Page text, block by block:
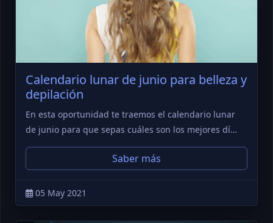
Calendario lunar de junio para belleza y
depilación
En esta oportunidad te traemos el calendario lunar
de junio para que sepas cuáles son los mejores dí…
Saber más
05 May 2021